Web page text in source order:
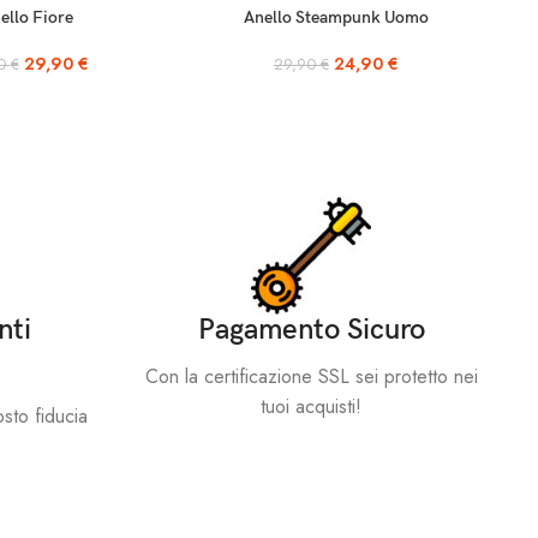
Fiore
€ 29,90 €
SCEGLIAnello Steampunk Uomo
29,90€ 24,90 €
fiducia
Pagamento Sicuro
Con la certificazione SSL sei protetto nei
tuoi acquisti!